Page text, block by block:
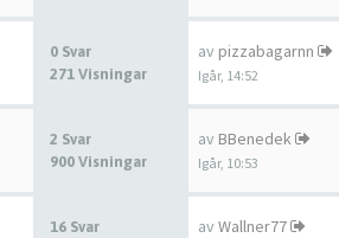
0 Svar
271 Visningar
av pizzabagarnn
Igår, 14:52
2 Svar
900 Visningar
av BBenedek
Igår, 10:53
16 Svar
av Wallner77